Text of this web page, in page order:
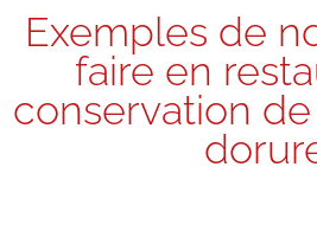
Exemples de
faire en
conservation